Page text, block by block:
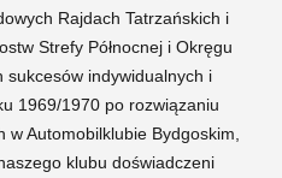
Rajdach Tatrzańskich i
Strefy Północnej i Okręgu
sukcesów indywidualnych i
1969/1970 po rozwiązaniu
Automobilklubie Bydgoskim,
klubu doświadczeni